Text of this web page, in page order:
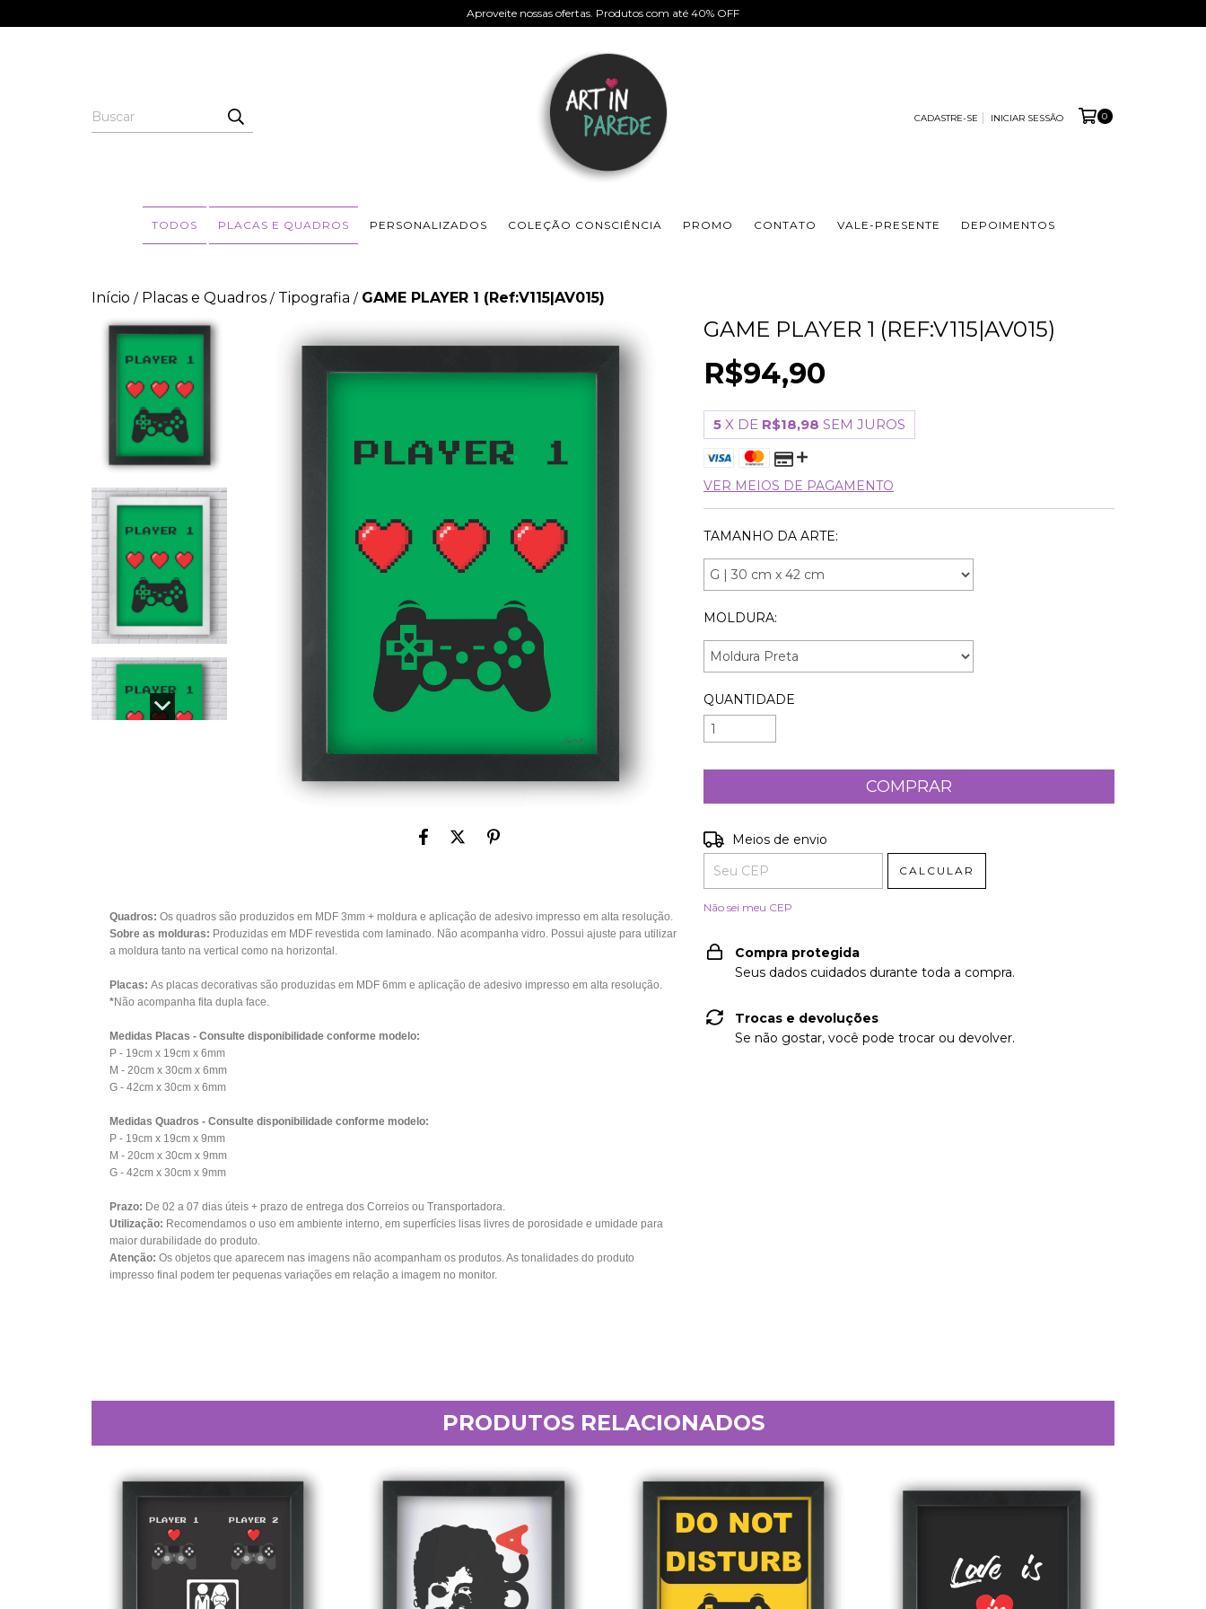
Aproveite nossas ofertas. Produtos com até 40% OFF
CADASTRE-SE INICIAR SESSÃO 0
TODOS PLACAS E QUADROS PERSONALIZADOS COLEÇÃO CONSCIÊNCIA PROMO CONTATO VALE-PRESENTE DEPOIMENTOS
Início / Placas e Quadros / Tipografia / GAME PLAYER 1 (Ref:V115|AV015)
Quadros: Os quadros são produzidos em MDF 3mm + moldura e aplicação de adesivo impresso em alta resolução.
Sobre as molduras: Produzidas em MDF revestida com laminado. Não acompanha vidro. Possui ajuste para utilizar
a moldura tanto na vertical como na horizontal.
Placas: As placas decorativas são produzidas em MDF 6mm e aplicação de adesivo impresso em alta resolução.
*Não acompanha fita dupla face.
Medidas Placas - Consulte disponibilidade conforme modelo:
P - 19cm x 19cm x 6mm
M - 20cm x 30cm x 6mm
G - 42cm x 30cm x 6mm
Medidas Quadros - Consulte disponibilidade conforme modelo:
P - 19cm x 19cm x 9mm
M - 20cm x 30cm x 9mm
G - 42cm x 30cm x 9mm
Prazo: De 02 a 07 dias úteis + prazo de entrega dos Correios ou Transportadora.
Utilização: Recomendamos o uso em ambiente interno, em superfícies lisas livres de porosidade e umidade para
maior durabilidade do produto.
Atenção: Os objetos que aparecem nas imagens não acompanham os produtos. As tonalidades do produto
impresso final podem ter pequenas variações em relação a imagem no monitor.
GAME PLAYER 1 (REF:V115|AV015)
R$94,90
5 X DE R$18,98 SEM JUROS
VER MEIOS DE PAGAMENTO
TAMANHO DA ARTE:
MOLDURA:
QUANTIDADE
Entregas para o CEP:
Meios de envio
CALCULAR
Não sei meu CEP
Compra protegida
Seus dados cuidados durante toda a compra.
Trocas e devoluções
Se não gostar, você pode trocar ou devolver.
PRODUTOS RELACIONADOS